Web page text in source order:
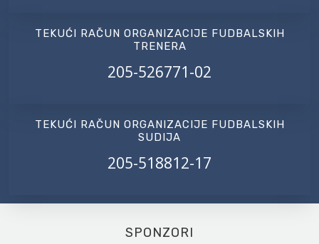
TEKUĆI RAČUN ORGANIZACIJE FUDBALSKIH
TRENERA
205-526771-02
TEKUĆI RAČUN ORGANIZACIJE FUDBALSKIH
SUDIJA
205-518812-17
SPONZORI